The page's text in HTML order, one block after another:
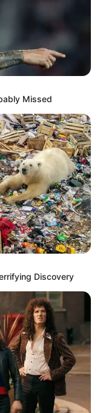
Missed
Discovery